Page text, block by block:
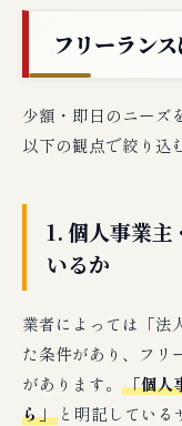
フリーラン
少額・即日のニーズ
以下の観点で絞り込
1. 個人事業主
いるか
業者によっては「法
た条件があり、フリ
があります。 「個人
ら」 と明記してい